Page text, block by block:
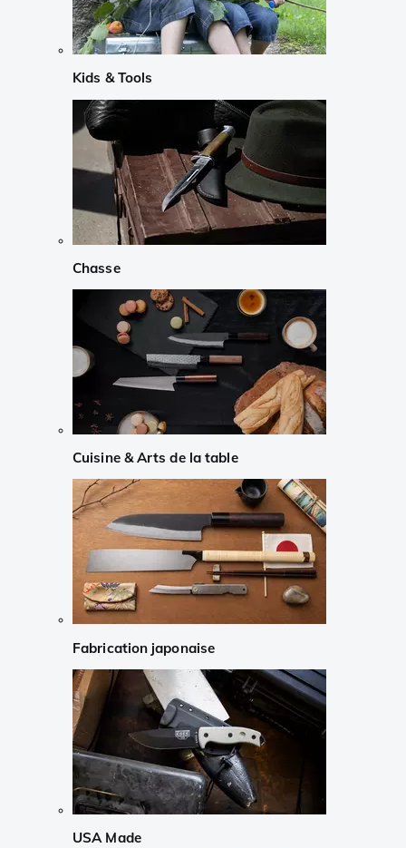
Kids & Tools
Chasse
Cuisine & Arts de la table
Fabrication japonaise
USA Made